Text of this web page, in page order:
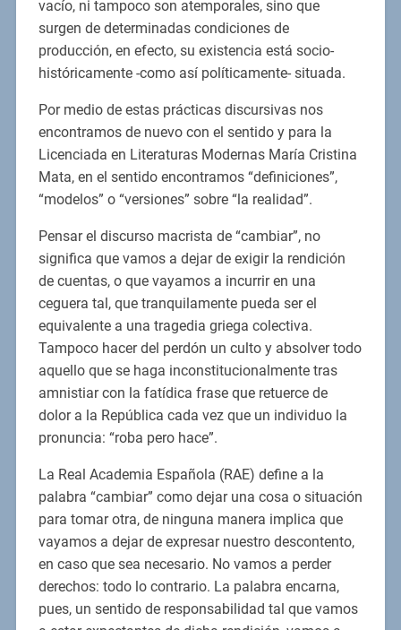
vacío, ni tampoco son atemporales, sino que
surgen de determinadas condiciones de
producción, en efecto, su existencia está socio-
históricamente -como así políticamente- situada.
Por medio de estas prácticas discursivas nos
encontramos de nuevo con el sentido y para la
Licenciada en Literaturas Modernas María Cristina
Mata, en el sentido encontramos “definiciones”,
“modelos” o “versiones” sobre “la realidad”.
Pensar el discurso macrista de “cambiar”, no
significa que vamos a dejar de exigir la rendición
de cuentas, o que vayamos a incurrir en una
ceguera tal, que tranquilamente pueda ser el
equivalente a una tragedia griega colectiva.
Tampoco hacer del perdón un culto y absolver todo
aquello que se haga inconstitucionalmente tras
amnistiar con la fatídica frase que retuerce de
dolor a la República cada vez que un individuo la
pronuncia: “roba pero hace”.
La Real Academia Española (RAE) define a la
palabra “cambiar” como dejar una cosa o situación
para tomar otra, de ninguna manera implica que
vayamos a dejar de expresar nuestro descontento,
en caso que sea necesario. No vamos a perder
derechos: todo lo contrario. La palabra encarna,
pues, un sentido de responsabilidad tal que vamos